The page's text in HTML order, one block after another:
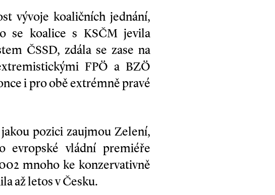
vývoje koaličních jednání,
se koalice s KSČM jevila
ČSSD, zdála se zase na
FPÖ a BZÖ
i pro obě extrémně pravé
pozici zaujmou Zelení,
evropské vládní premiéře
mnoho ke konzervativně
až letos v Česku.